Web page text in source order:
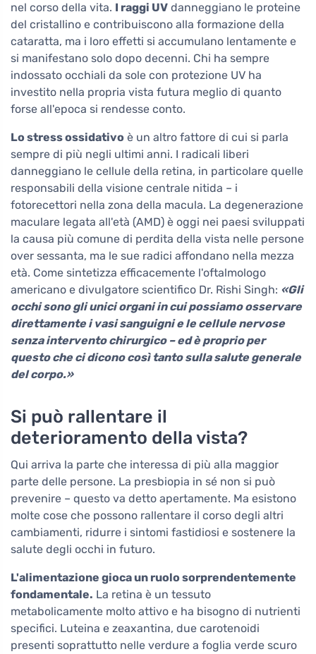
nel corso della vita. I raggi UV danneggiano le proteine
del cristallino e contribuiscono alla formazione della
cataratta, ma i loro effetti si accumulano lentamente e
si manifestano solo dopo decenni. Chi ha sempre
indossato occhiali da sole con protezione UV ha
investito nella propria vista futura meglio di quanto
forse all'epoca si rendesse conto.
Lo stress ossidativo è un altro fattore di cui si parla
sempre di più negli ultimi anni. I radicali liberi
danneggiano le cellule della retina, in particolare quelle
responsabili della visione centrale nitida – i
fotorecettori nella zona della macula. La degenerazione
maculare legata all'età (AMD) è oggi nei paesi sviluppati
la causa più comune di perdita della vista nelle persone
over sessanta, ma le sue radici affondano nella mezza
età. Come sintetizza efficacemente l'oftalmologo
americano e divulgatore scientifico Dr. Rishi Singh: «Gli
occhi sono gli unici organi in cui possiamo osservare
direttamente i vasi sanguigni e le cellule nervose
senza intervento chirurgico – ed è proprio per
questo che ci dicono così tanto sulla salute generale
del corpo.»
Si può rallentare il
deterioramento della vista?
Qui arriva la parte che interessa di più alla maggior
parte delle persone. La presbiopia in sé non si può
prevenire – questo va detto apertamente. Ma esistono
molte cose che possono rallentare il corso degli altri
cambiamenti, ridurre i sintomi fastidiosi e sostenere la
salute degli occhi in futuro.
L'alimentazione gioca un ruolo sorprendentemente
fondamentale. La retina è un tessuto
metabolicamente molto attivo e ha bisogno di nutrienti
specifici. Luteina e zeaxantina, due carotenoidi
presenti soprattutto nelle verdure a foglia verde scuro